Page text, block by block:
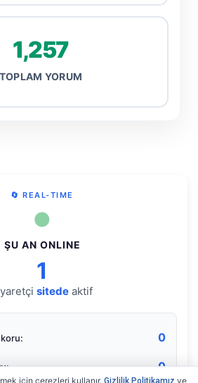
1,257
TOPLAM YORUM
🔄 REAL-TIME
●
ŞU AN ONLINE
1
sitede aktif
0
0
için çerezleri kullanır. Gizlilik Politikamız ve